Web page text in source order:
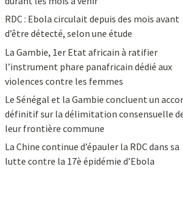
RDC : Ebola circulait depuis des mois avant
d’être détecté, selon une étude
La Gambie, 1er Etat africain à ratifier
l’instrument phare panafricain dédié aux
violences contre les femmes
Le Sénégal et la Gambie concluent un
définitif sur la délimitation consensuelle
leur frontière commune
La Chine continue d’épauler la RDC dans sa
lutte contre la 17è épidémie d’Ebola